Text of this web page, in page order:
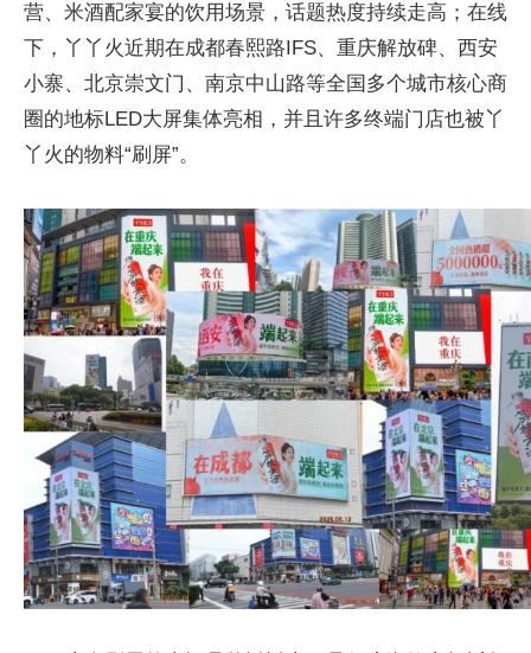
营、米酒配家宴的饮用场景，话题热度持续走高；在线
下，丫丫火近期在成都春熙路IFS、重庆解放碑、西安
小寨、北京崇文门、南京中山路等全国多个城市核心商
圈的地标LED大屏集体亮相，并且许多终端门店也被丫
丫火的物料“刷屏”。